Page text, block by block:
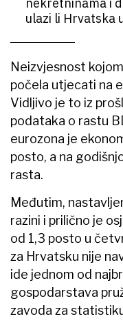
nekretninama i
ulazi li Hrvatska
Neizvjesnost
počela utjecati na
Vidljivo je to iz
podataka o rastu
eurozona je
posto, a na
rasta.
Međutim,
razini i prilično je
od 1,3 posto u
za Hrvatsku nije
ide jednom od
gospodarstava
zavoda za